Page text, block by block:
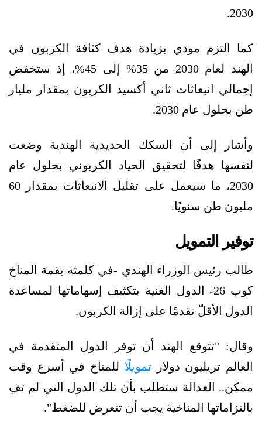
2030.
كما التزم مودي بزيادة هدف كثافة الكربون في
الهند لعام 2030 من 35% إلى 45%، إذ ستخفض
إجمالي انبعاثات ثاني أكسيد الكربون بمقدار مليار
طن بحلول عام 2030.
وأشار إلى أن السكك الحديدية الهندية وضعت
لنفسها هدفًا لتحقيق الحياد الكربوني بحلول عام
2030، ما سيعمل على تقليل الانبعاثات بمقدار 60
مليون طن سنويًا.
توفير التمويل
طالب رئيس الوزراء الهندي -في كلمته بقمة المناخ
كوب 26- الدول الغنية بتكثيف إسهاماتها لمساعدة
الدول الأقلّ تقدمًا على إزالة الكربون.
وقال: "تتوقع الهند أن توفر الدول المتقدمة في
العالم تريليون دولار تمويلًا للمناخ في أسرع وقت
ممكن.. العدالة ستطلب بأن تلك الدول التي لم تفِ
بالتزاماتها المناخية يجب أن تتعرض للضغط".